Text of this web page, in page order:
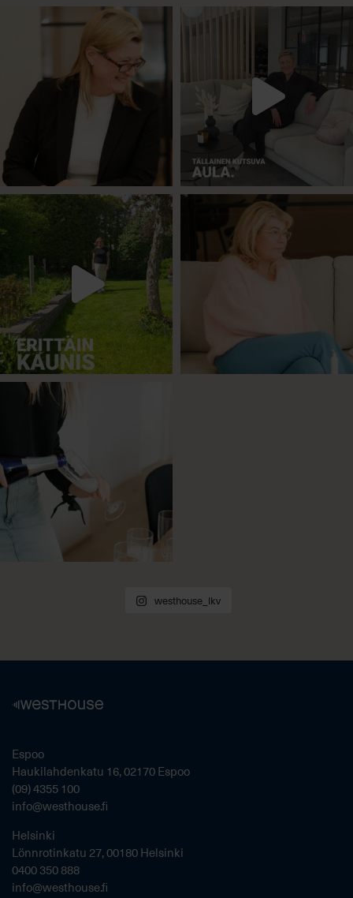
westhouse_lkv
Espoo
Haukilahdenkatu 16, 02170 Espoo
(09) 4355 100
info@westhouse.fi
Helsinki
Lönnrotinkatu 27, 00180 Helsinki
0400 350 888
info@westhouse.fi